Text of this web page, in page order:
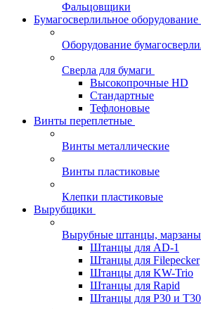
Фальцовщики
Бумагосверлильное оборудование
Оборудование
Сверла для бумаги
Высокопрочные HD
Стандартные
Тефлоновые
Винты переплетные
Винты металлические
Винты пластиковые
Клепки пластиковые
Вырубщики
Вырубные штанцы, марзаны
Штанцы для AD-1
Штанцы для Filepecker
Штанцы для KW-Trio
Штанцы для Rapid
Штанцы для Р30 и Т30